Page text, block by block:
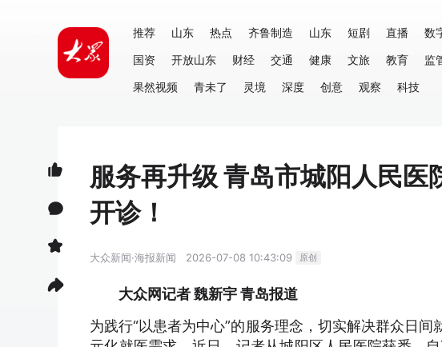
推荐 山东 热点 齐鲁制造 山东 短剧 直播 数
国资
开放山东 财经 交通 健康 文旅 教育 监
果然视频
青未了 灵境 深度 创意 观察 科技
服务再升级 青岛市城阳人民
开诊！
大众新闻·海报新闻 2026-07-08 10:43:09 原创
大众网记者 魏新宇 青岛报道
为践行“以患者为中心”的服务理念，切实解决群众日